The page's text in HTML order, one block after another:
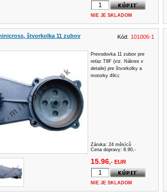
NIE JE SKLADOM
štvorkolka 11 zubov Kód: 101006-1
Prevodovka 11 zubov pre
reťaz T8F (viz. Nákres v
detaile) pre štvorkolky a
motorky 49cc
Záruka: 24 měsíců
Cena dopravy: 8.90,-
15.96,- EUR
NIE JE SKLADOM